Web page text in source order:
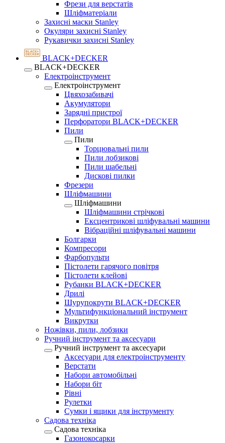
Фрези для верстатів
Шліфматеріали
Захисні маски Stanley
Окуляри захисні Stanley
Рукавички захисні Stanley
BLACK+DECKER
BLACK+DECKER
Електроінструмент
Електроінструмент
Цвяхозабивачі
Акумулятори
Зарядні пристрої
Перфоратори BLACK+DECKER
Пили
Пили
Торцювальні пили
Пили лобзикові
Пили шабельні
Дискові пилки
Фрезери
Шліфмашини
Шліфмашини
Шліфмашини стрічкові
Ексцентрикові шліфувальні машини
Вібраційні шліфувальні машини
Болгарки
Компресори
Фарбопульти
Пістолети гарячого повітря
Пістолети клейові
Рубанки BLACK+DECKER
Дрилі
Шурупокрути BLACK+DECKER
Мультифункціональний інструмент
Викрутки
Ножівки, пили, лобзики
Ручний інструмент та аксесуари
Ручний інструмент та аксесуари
Аксесуари для електроінструменту
Верстати
Набори автомобільні
Набори біт
Рівні
Рулетки
Сумки і ящики для інструменту
Садова техніка
Садова техніка
Газонокосарки